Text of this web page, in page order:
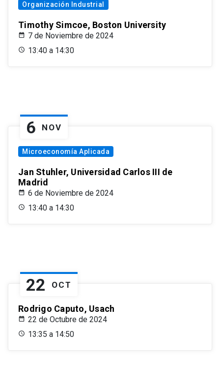
Organización Industrial
Timothy Simcoe, Boston University
7 de Noviembre de 2024
13:40 a 14:30
6 NOV
Microeconomía Aplicada
Jan Stuhler, Universidad Carlos III de
Madrid
6 de Noviembre de 2024
13:40 a 14:30
22 OCT
Rodrigo Caputo, Usach
22 de Octubre de 2024
13:35 a 14:50